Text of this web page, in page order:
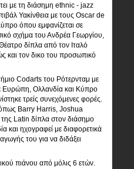
με τη διάσημη ethnic - jazz
Υακίνθεια με τους Oscar de
όπου εμφανίζεται σε
σχήμα του Ανδρέα Γεωργίου,
δίπλα από τον Ιταλό
και τον δικο του προσωπικό
Codarts του Ρότερνταμ με
Ευρώπη, Ολλανδία και Κύπρο
τρείς συνεχόμενες φορές.
Barry Harris, Joshua
Latin δίπλα στον διάσημο
και ηχογραφεί με διαφορετικά
του για να διδάξει
πιάνου από μόλις 6 ετών.